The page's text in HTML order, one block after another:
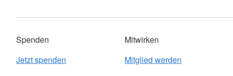
Spenden
Jetzt spenden
Mitwirken
Mitglied werden